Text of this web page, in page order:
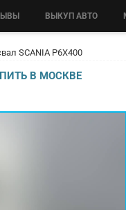
ВЫКУП АВТО
SCANIA P6X400
В МОСКВЕ